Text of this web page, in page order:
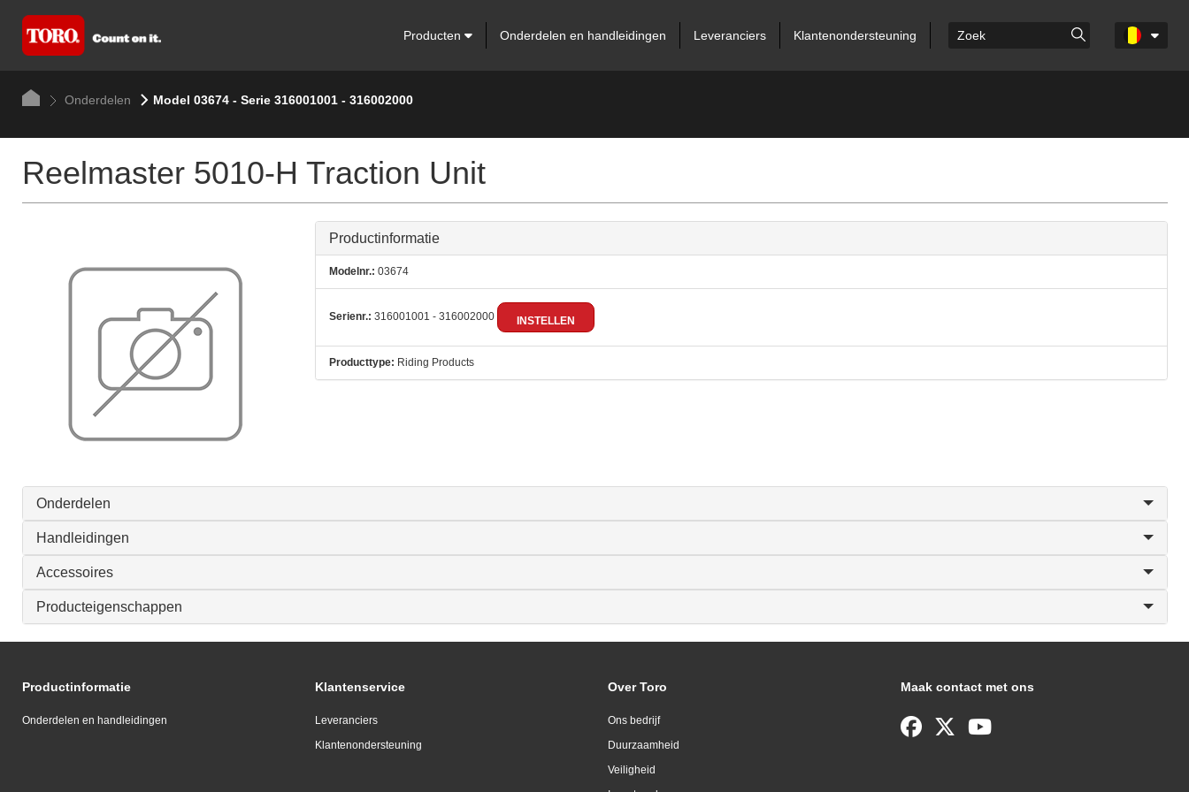
Producten Onderdelen en handleidingen Leveranciers Klantenondersteuning
Onderdelen Model 03674 - Serie 316001001 - 316002000
Reelmaster 5010-H Traction Unit
Productinformatie
Modelnr.: 03674
Serienr.: 316001001 - 316002000 INSTELLEN
Producttype: Riding Products
Onderdelen
Handleidingen
Accessoires
Producteigenschappen
Productinformatie
Onderdelen en handleidingen
Klantenservice
Leveranciers
Klantenondersteuning
Over Toro
Ons bedrijf
Duurzaamheid
Veiligheid
Maak contact met ons